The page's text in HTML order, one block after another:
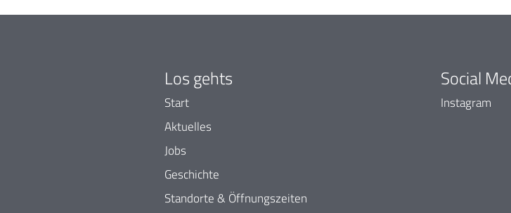
Los gehts Social
Start
Aktuelles
Jobs
Geschichte
Standorte & Öffnungszeiten
Instagram